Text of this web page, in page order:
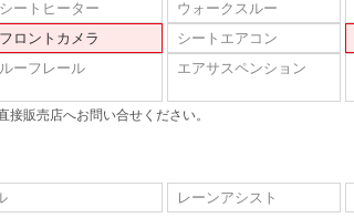
シートヒーター ウォークスルー
フロントカメラ シートエアコン
ルーフレール エアサスペンション
販売店へお問い合せください。
レーンアシスト